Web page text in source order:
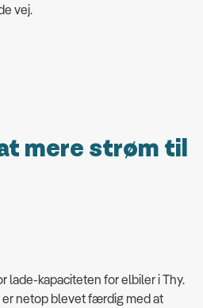
vej.
mere strøm til
lade-kapaciteten for elbiler i Thy.
netop blevet færdig med at